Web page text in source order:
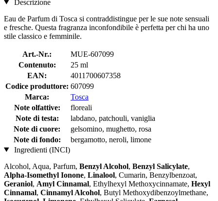
Descrizione
Eau de Parfum di Tosca si contraddistingue per le sue note sensuali
e fresche. Questa fragranza inconfondibile è perfetta per chi ha uno
stile classico e femminile.
Art.-Nr.:
MUE-607099
Contenuto:
25 ml
EAN:
4011700607358
Codice produttore: 607099
Marca:
Tosca
Note olfattive:
floreali
Note di testa:
labdano, patchouli, vaniglia
Note di cuore:
gelsomino, mughetto, rosa
Note di fondo:
bergamotto, neroli, limone
Ingredienti (INCI)
Alcohol, Aqua, Parfum, Benzyl Alcohol, Benzyl Salicylate,
Alpha-Isomethyl Ionone, Linalool, Cumarin, Benzylbenzoat,
Geraniol, Amyl Cinnamal, Ethylhexyl Methoxycinnamate, Hexyl
Cinnamal, Cinnamyl Alcohol, Butyl Methoxydibenzoylmethane,